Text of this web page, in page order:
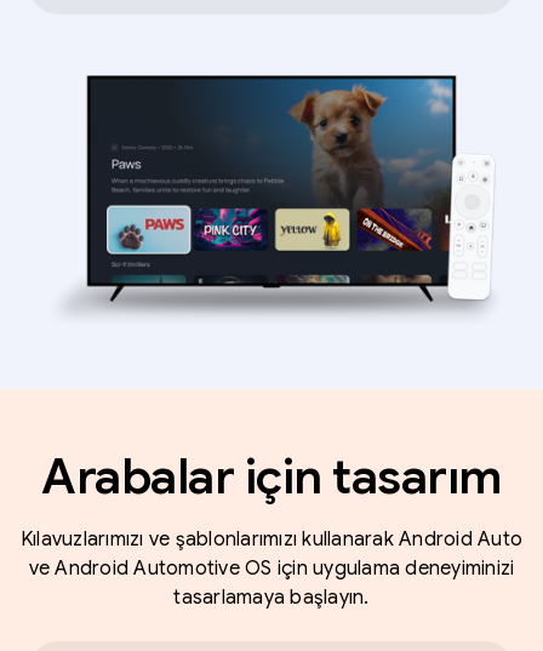
Arabalar için tasarım
Kılavuzlarımızı ve şablonlarımızı kullanarak Android Auto
ve Android Automotive OS için uygulama deneyiminizi
tasarlamaya başlayın.